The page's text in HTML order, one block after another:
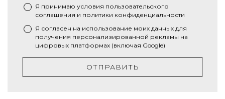
* Я принимаю условия пользовательского
соглашения и политики конфиденциальности
Я согласен на использование моих данных для
получения персонализированной рекламы на
цифровых платформах (включая Google)
ОТПРАВИТЬ